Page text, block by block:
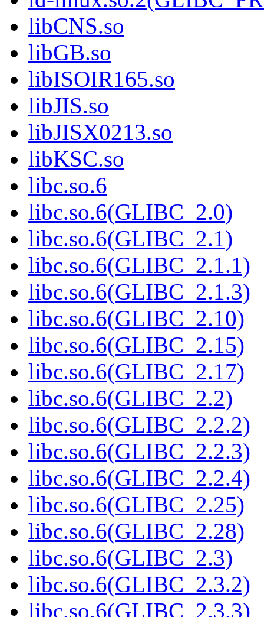
libCNS.so
libGB.so
libISOIR165.so
libJIS.so
libJISX0213.so
libKSC.so
libc.so.6
libc.so.6(GLIBC_2.0)
libc.so.6(GLIBC_2.1)
libc.so.6(GLIBC_2.1.1)
libc.so.6(GLIBC_2.1.3)
libc.so.6(GLIBC_2.10)
libc.so.6(GLIBC_2.15)
libc.so.6(GLIBC_2.17)
libc.so.6(GLIBC_2.2)
libc.so.6(GLIBC_2.2.2)
libc.so.6(GLIBC_2.2.3)
libc.so.6(GLIBC_2.2.4)
libc.so.6(GLIBC_2.25)
libc.so.6(GLIBC_2.28)
libc.so.6(GLIBC_2.3)
libc.so.6(GLIBC_2.3.2)
libc.so.6(GLIBC_2.3.3)